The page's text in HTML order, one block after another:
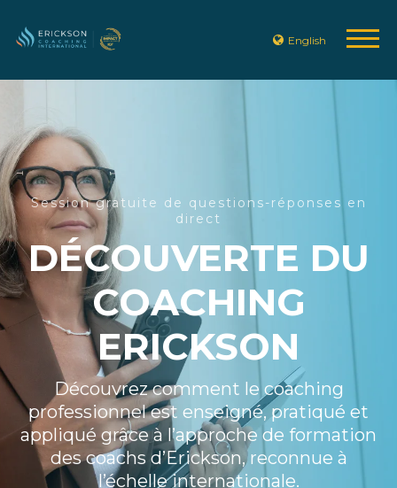
English
Session gratuite de questions-réponses en
direct
DÉCOUVERTE DU
COACHING
ERICKSON
Découvrez comment le coaching
professionnel est enseigné, pratiqué et
appliqué grâce à l’approche de formation
des coachs d’Erickson, reconnue à
l’échelle internationale.